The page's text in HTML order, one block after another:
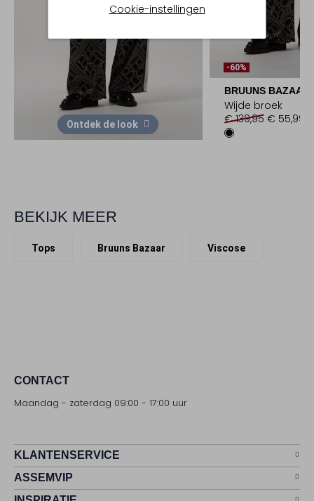
Cookie-instellingen
Ontdek de look
-60%
BRUUNS BAZAAR
Wijde broek
€ 139,95 € 55,99
BEKIJK MEER
Tops Bruuns Bazaar Viscose
CONTACT
Maandag - zaterdag 09:00 - 17:00 uur
KLANTENSERVICE
ASSEMVIP